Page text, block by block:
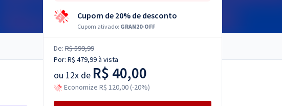
Cupom de 20% de desconto
Cupom ativado: GRAN20-OFF
De: R$ 599,99
Por: R$ 479,99à vista
ou 12x de R$ 40,00
Economize R$ 120,00 (-20%)